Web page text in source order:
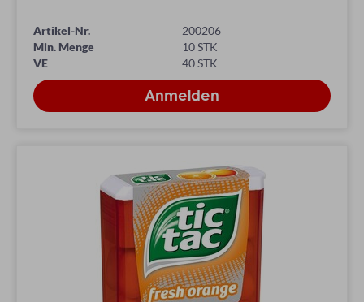
Artikel-Nr.
200206
Min. Menge
10 STK
VE
40 STK